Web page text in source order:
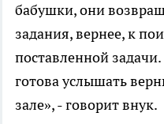
бабушки, они
задания, вернее, к
поставленной
готова услышать
зале», - говорит внук.